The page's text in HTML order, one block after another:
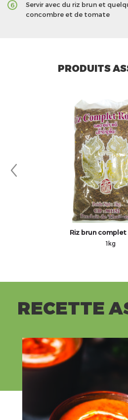
6
Servir avec du riz brun et
concombre et de tomate
PRODUITS
Riz brun complet
1kg
RECETTE